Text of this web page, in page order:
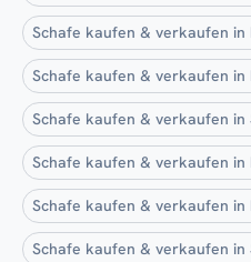
Schafe kaufen & verkaufen in
Schafe kaufen & verkaufen in
Schafe kaufen & verkaufen in
Schafe kaufen & verkaufen in
Schafe kaufen & verkaufen in
Schafe kaufen & verkaufen in